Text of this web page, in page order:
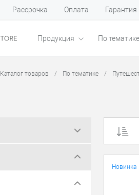
Рассрочка Оплата Гарантия
Продукция По
Каталог товаров / По тематике /
Новинка